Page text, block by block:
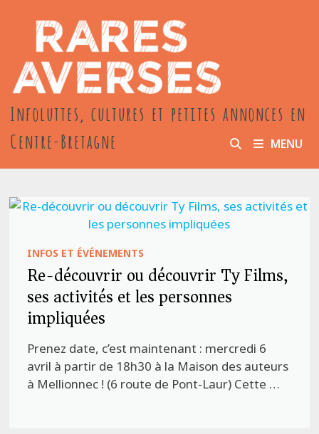
contenu
Infoluttes, cultures et petites annonces en
Centre-Bretagne
MENU
INFOS ET ÉVÉNEMENTS
Re-découvrir ou découvrir Ty Films,
ses activités et les personnes
impliquées
Prenez date, c’est maintenant : mercredi 6
avril à partir de 18h30 à la Maison des auteurs
à Mellionnec ! (6 route de Pont-Laur) Cette …